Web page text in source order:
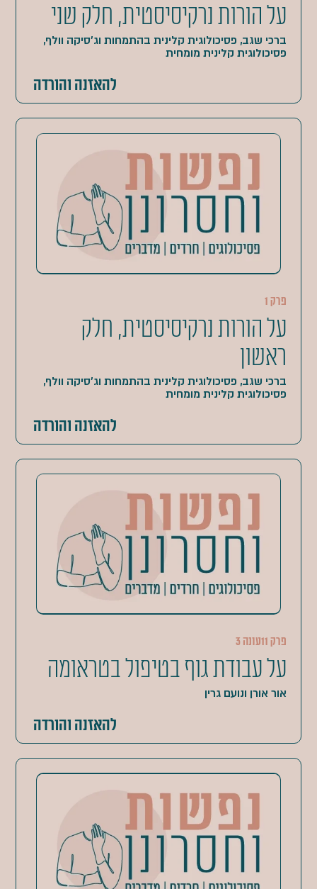
על הורות נרקיסיסטית, חלק שני
ברכי שגב, פסיכולוגית קלינית בהתמחות וג'סיקה וולף,
פסיכולוגית קלינית מומחית
להאזנה והורדה
פרק 1
על הורות נרקיסיסטית, חלק
ראשון
ברכי שגב, פסיכולוגית קלינית בהתמחות וג'סיקה וולף,
פסיכולוגית קלינית מומחית
להאזנה והורדה
פרק 11 עונה 3
על עבודת גוף בטיפול בטראומה
אור אורן ונועם גרין
להאזנה והורדה